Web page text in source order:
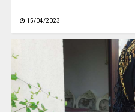
15/04/2023